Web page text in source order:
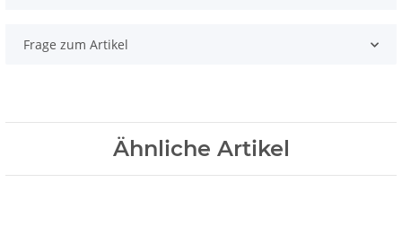
Frage zum Artikel
Ähnliche Artikel